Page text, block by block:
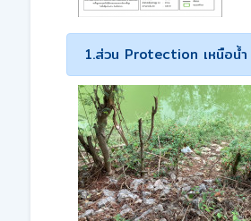
1.ส่วน Protection เหนือน้ำ